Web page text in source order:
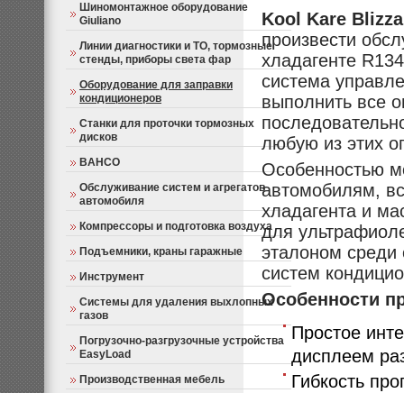
Шиномонтажное оборудование
Giuliano
Линии диагностики и ТО, тормозные
стенды, приборы света фар
Оборудование для заправки
кондиционеров
Станки для проточки тормозных
дисков
BAHCO
Обслуживание систем и агрегатов
автомобиля
Компрессоры и подготовка воздуха
Подъемники, краны гаражные
Инструмент
Системы для удаления выхлопных
газов
Погрузочно-разгрузочные устройства
EasyLoad
Производственная мебель
Kool Kare
произвести
хладагенте
система
выполнить все
любую из этих
Особенностью
автомобилям,
хладагента и
для
эталоном среди
систем
Особенности
Простое
дисплеем
Гибкость